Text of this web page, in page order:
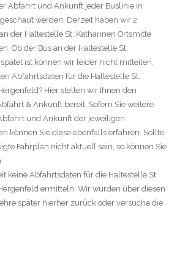
Abfahrt und Ankunft jeder Buslinie in
werden. Derzeit haben wir 2
der Haltestelle St. Katharinen Ortsmitte
Ob der Bus an der Haltestelle St.
ist können wir leider nicht mitteilen.
Abfahrtsdaten für die Haltestelle St.
Hier stellen wir Ihnen den
& Ankunft bereit. Sofern Sie weitere
und Ankunft der jeweiligen
können Sie diese ebenfalls erfahren. Sollte
Fahrplan nicht aktuell sein, so können Sie
keine Abfahrtsdaten für die Haltestelle St.
ermitteln. Wir wurden über diesen
später hierher zurück oder versuche die